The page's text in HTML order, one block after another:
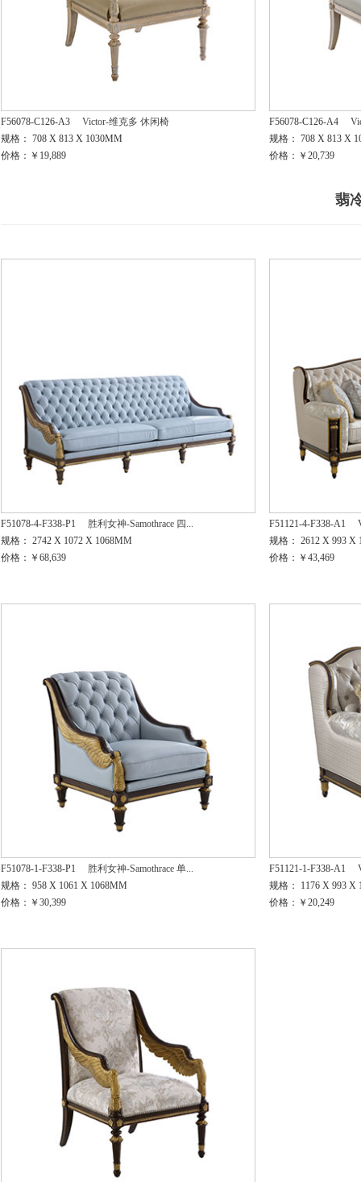
F56078-C126-A3
Victor-维克多 休闲椅
规格： 708 X 813 X 1030MM
价格：￥19,889
F56078-C126-A4
规格： 708 X 813 X
价格：￥20,739
翡
F51078-4-F338-P1
胜利女神-Samothrace 四...
规格： 2742 X 1072 X 1068MM
价格：￥68,639
F51121-4-F338-A1
规格： 2612 X 993 X
价格：￥43,469
F51078-1-F338-P1
胜利女神-Samothrace 单...
规格： 958 X 1061 X 1068MM
价格：￥30,399
F51121-1-F338-A1
规格： 1176 X 993 X
价格：￥20,249